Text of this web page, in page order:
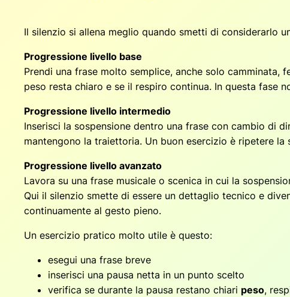
Il silenzio si allena meglio quando smetti di considerarlo
Progressione livello base
Prendi una frase molto semplice, anche solo camminata,
peso resta chiaro e se il respiro continua. In questa fase
Progressione livello intermedio
Inserisci la sospensione dentro una frase con cambio di
mantengono la traiettoria. Un buon esercizio è ripetere
Progressione livello avanzato
Lavora su una frase musicale o scenica in cui la
Qui il silenzio smette di essere un dettaglio tecnico e
continuamente al gesto pieno.
Un esercizio pratico molto utile è questo:
esegui una frase breve
inserisci una pausa netta in un punto scelto
verifica se durante la pausa restano chiari peso,